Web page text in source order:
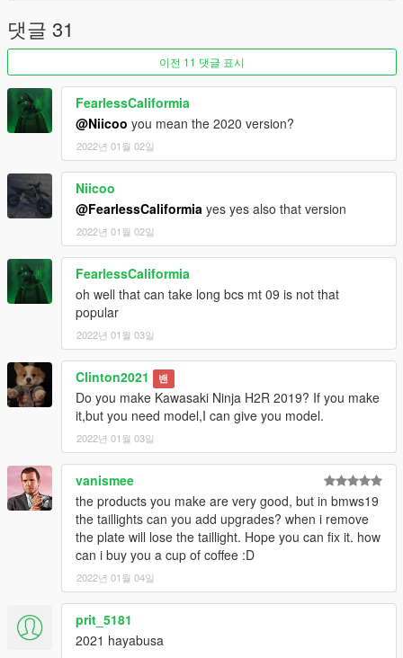
Customization:>>>>>>>>>>>>>>>>>>>>>>>>>>>>>>>>>>>>>>
>>>>>>>>>>>>>>>>>>>>
*Exhaust(1) 2k
*chain(1)
*wings(1)
*remove Mirrors
*remove plate
=================================== ENJOY
==============================
댓글 31
이전 11 댓글 표시
FearlessCaliformia
@Niicoo you mean the 2020 version?
2022년 01월 02일
Niicoo
@FearlessCaliformia yes yes also that version
2022년 01월 02일
FearlessCaliformia
oh well that can take long bcs mt 09 is not that
popular
2022년 01월 03일
Clinton2021 밴
Do you make Kawasaki Ninja H2R 2019? If you make
it,but you need model,I can give you model.
2022년 01월 03일
vanismee
the products you make are very good, but in bmws19
the taillights can you add upgrades? when i remove
the plate will lose the taillight. Hope you can fix it. how
can i buy you a cup of coffee :D
2022년 01월 04일
prit_5181
2021 hayabusa